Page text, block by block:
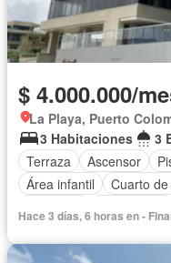
$ 4.000.000/
La Playa, Puerto
3 Habitaciones
3
Terraza
Ascensor
Área infantil
Cuarto
Hace 3 días, 6 horas en -